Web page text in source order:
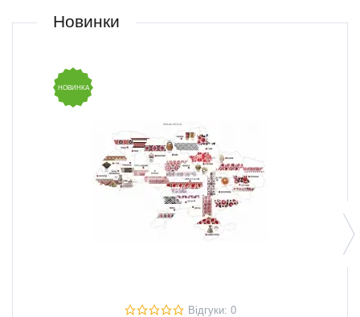
Новинки
НОВИНКА
Відгуки: 0